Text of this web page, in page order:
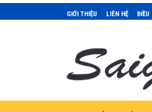
GIỚI THIỆU LIÊN HỆ ĐIỀU